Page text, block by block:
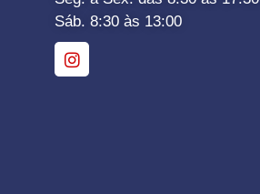
Sáb. 8:30 às 13:00